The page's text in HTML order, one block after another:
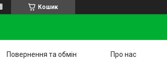
Кошик
Повернення та обмін Про нас